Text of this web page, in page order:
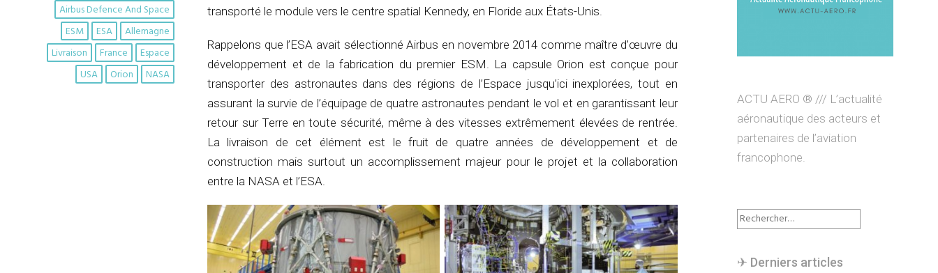
Airbus Defence And Space
Allemagne
ESA
ESM
Espace
France
Livraison
NASA
Orion
USA
transporté le module vers le centre spatial Kennedy, en Floride aux États-Unis.
Rappelons que l’ESA avait sélectionné Airbus en novembre 2014 comme maître d’œuvre du
développement et de la fabrication du premier ESM. La capsule Orion est conçue pour
transporter des astronautes dans des régions de l’Espace jusqu’ici inexplorées, tout en
assurant la survie de l’équipage de quatre astronautes pendant le vol et en garantissant leur
retour sur Terre en toute sécurité, même à des vitesses extrêmement élevées de rentrée.
La livraison de cet élément est le fruit de quatre années de développement et de
construction mais surtout un accomplissement majeur pour le projet et la collaboration
entre la NASA et l’ESA.
ACTU AERO ® /// L’actualité
aéronautique des acteurs et
partenaires de l’aviation
francophone.
Rechercher :
✈︎ Derniers articles